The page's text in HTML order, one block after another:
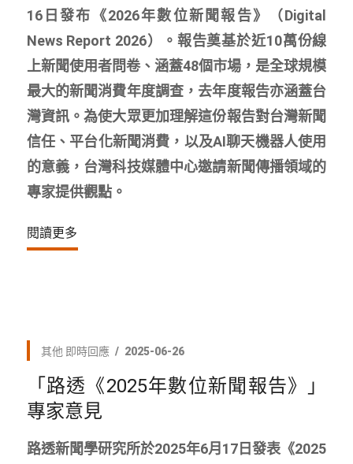
16日發布《2026年數位新聞報告》（Digital
News Report 2026）。報告奠基於近10萬份線
上新聞使用者問卷、涵蓋48個市場，是全球規模
最大的新聞消費年度調查，去年度報告亦涵蓋台
灣資訊。為使大眾更加理解這份報告對台灣新聞
信任、平台化新聞消費，以及AI聊天機器人使用
的意義，台灣科技媒體中心邀請新聞傳播領域的
專家提供觀點。
閱讀更多
其他 即時回應 2025-06-26
「路透《2025年數位新聞報告》」
專家意見
路透新聞學研究所於2025年6月17日發表《2025